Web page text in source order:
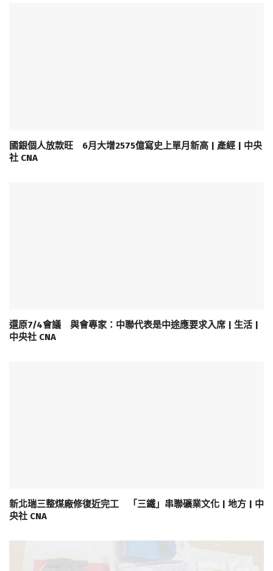
國銀個人放款旺 6月大增2575億寫史上單月新高 | 產經 | 中央
社 CNA
還原7/4會議 與會專家：中聯代表是中途應要求入席 | 生活 |
中央社 CNA
新北瑞三整煤廠修復近完工 「三鐵」串聯礦業文化 | 地方 | 中
央社 CNA